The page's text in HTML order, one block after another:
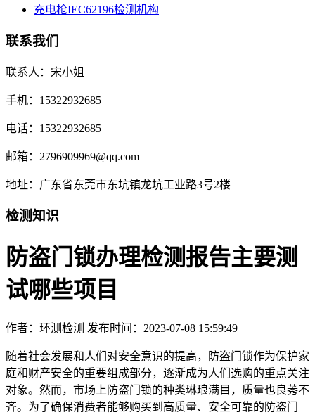
充电枪IEC62196检测机构
联系我们
联系人：宋小姐
手机：15322932685
电话：15322932685
邮箱：2796909969@qq.com
地址：广东省东莞市东坑镇龙坑工业路3号2楼
检测知识
防盗门锁办理检测报告主要测
试哪些项目
作者：环测检测 发布时间：2023-07-08 15:59:49
随着社会发展和人们对安全意识的提高，防盗门锁作为保护家
庭和财产安全的重要组成部分，逐渐成为人们选购的重点关注
对象。然而，市场上防盗门锁的种类琳琅满目，质量也良莠不
齐。为了确保消费者能够购买到高质量、安全可靠的防盗门